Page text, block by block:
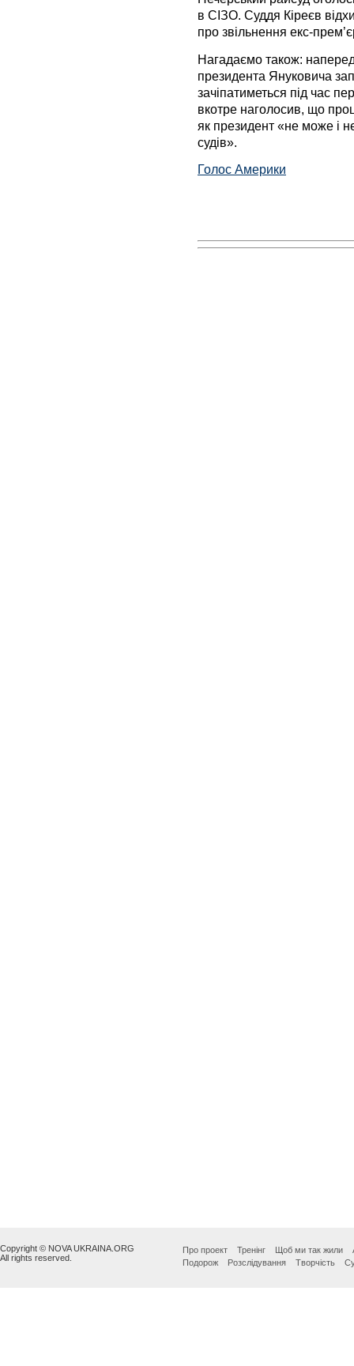
в СІЗО. Суддя Кіреєв
про звільнення екс-
Нагадаємо також:
президента Януковича
зачіпатиметься під час
вкотре наголосив, що
як президент «не може і
судів».
Голос Америки
Copyright © NOVA UKRAINA.ORG
All rights reserved.
Про проект Тренінг Щоб ми так жили
Подорож
Розслідування Творчість